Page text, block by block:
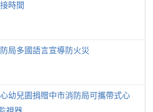
時間
局多國語言宣導防火災
幼兒園捐贈中市消防局可攜帶式心